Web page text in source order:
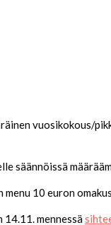
vuosikokous/
säännöissä
10 euron
mennessä